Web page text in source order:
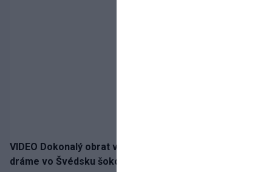
VIDEO Dokonalý obrat v nadstavenom čase! Slovan po
dráme vo Švédsku šokoval Mjällby a vezie výhru